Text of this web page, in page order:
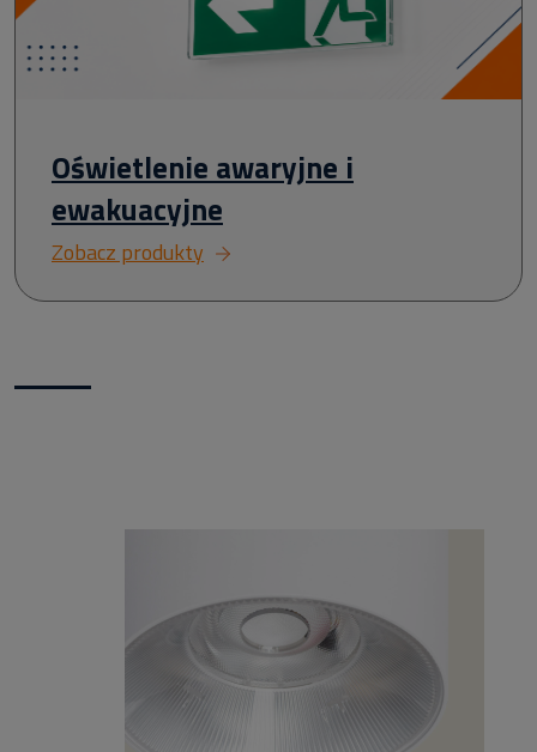
Oświetlenie awaryjne i
ewakuacyjne
Zobacz produkty